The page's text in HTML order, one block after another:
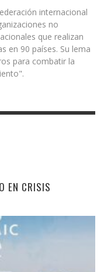
internacional
no
que realizan
en 90 países. Su lema
para combatir la
EN CRISIS